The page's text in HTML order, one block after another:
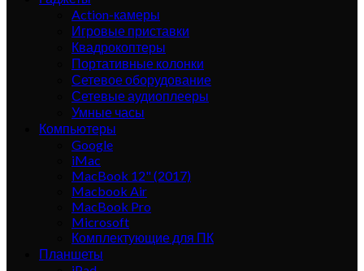
Action-камеры
Игровые приставки
Квадрокоптеры
Портативные колонки
Сетевое оборудование
Сетевые аудиоплееры
Умные часы
Компьютеры
Google
iMac
MacBook 12" (2017)
Macbook Air
MacBook Pro
Microsoft
Комплектующие для ПК
Планшеты